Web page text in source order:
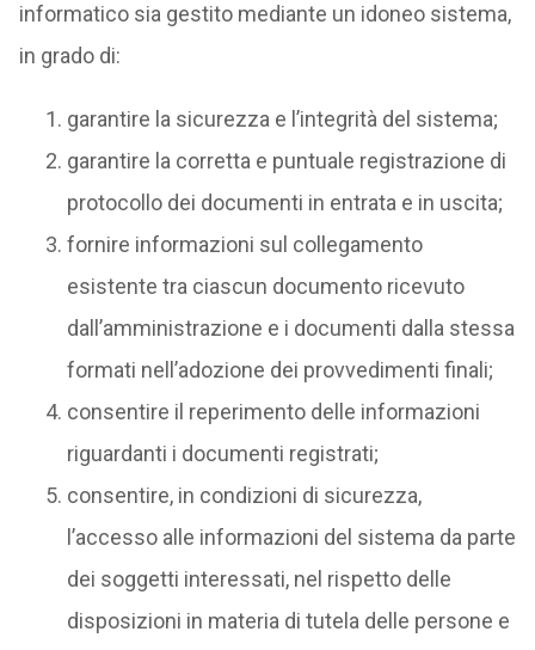
informatico sia gestito mediante un idoneo sistema,
in grado di:
garantire la sicurezza e l’integrità del sistema;
garantire la corretta e puntuale registrazione di
protocollo dei documenti in entrata e in uscita;
fornire informazioni sul collegamento
esistente tra ciascun documento ricevuto
dall’amministrazione e i documenti dalla stessa
formati nell’adozione dei provvedimenti finali;
consentire il reperimento delle informazioni
riguardanti i documenti registrati;
consentire, in condizioni di sicurezza,
l’accesso alle informazioni del sistema da parte
dei soggetti interessati, nel rispetto delle
disposizioni in materia di tutela delle persone e